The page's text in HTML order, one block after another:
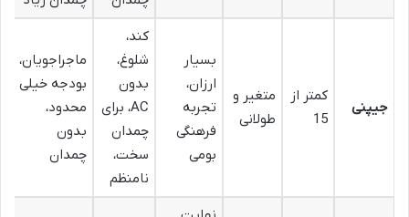
جیپنی
کمتر از
15
متغیر و
طولانی
بسیار
ارزان،
تجربه
فرهنگی
بومی
کند،
شلوغ،
بدون
AC، برای
چمدان
سخت،
نامنظم
ماجراجویان،
بودجه خیلی
محدود،
بدون
چمدان